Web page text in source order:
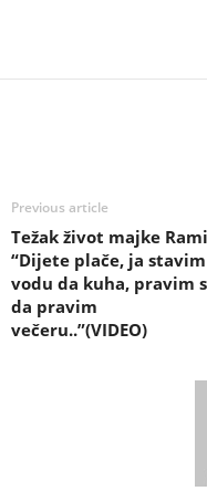
Previous article
Težak život majke
“Dijete plače, ja stavim
vodu da kuha, pravim
da pravim
večeru..”(VIDEO)